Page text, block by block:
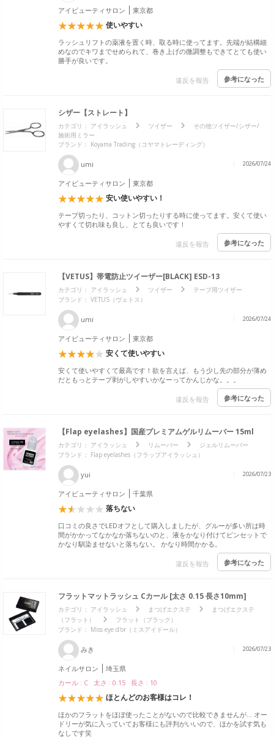
アイビューティサロン 東京都
使いやすい
ラッシュリフトの薬液を置く時、取る時に使ってます。先端が結構細
めなのでキワまでせめられて、巻き上げの微調整もできてとても使い
勝手が良いです。
違反を報告 参考になった
シザー【ストレート】
カテゴリ： アイラッシュ ツイザー
その他ツイザー/シザー/
施術用ミラー
ブランド： Koyama Trading（コヤマトレーディング）
umi 2026/07/24
アイビューティサロン 東京都
安い使いやすい！
テープ切ったり、コットン切ったりする時に使ってます。安くて使い
やすくて切れ味も良し、とても良いです！
違反を報告 参考になった
【VETUS】帯電防止ツイーザー[BLACK] ESD-13
カテゴリ： アイラッシュ ツイザー
テープ用ツイザー
ブランド： VETUS（ヴェトス）
umi 2026/07/24
アイビューティサロン 東京都
安くて使いやすい
安くて使いやすくて最高です！欲を言えば、もう少し先の部分が薄め
だともっとテープ剥がしやすいかなーってかんじかな。。。
違反を報告 参考になった
【Flap eyelashes】国産プレミアムゲルリムーバー 15ml
カテゴリ： アイラッシュ リムーバー
ジェルリムーバー
ブランド： Flap eyelashes（フラップアイラッシュ）
yui 2026/07/23
アイビューティサロン 千葉県
落ちない
口コミの良さでLEDオフとして購入しましたが、グルーが多い所は時
間がかかってなかなか落ちないのと、液をかなり付けてピンセットで
かなり馴染ませないと落ちない。 かなり時間かかる。
違反を報告 参考になった
フラットマットラッシュ Cカール [太さ 0.15 長さ10mm]
カテゴリ： アイラッシュ まつげエクステ
まつげエクステ
（フラット）
フラット（ブラック）
ブランド： Miss eye d'or（ミスアイドール）
みき 2026/07/23
ネイルサロン
埼玉県
カール : C 太さ : 0.15 長さ : 10
ほとんどのお客様はコレ！
ほかのフラットをほぼ使ったことがないので比較できませんが… オー
ドリーが気に入っていてお客様にも評判がいいので、ほかを試す気も
なしです笑